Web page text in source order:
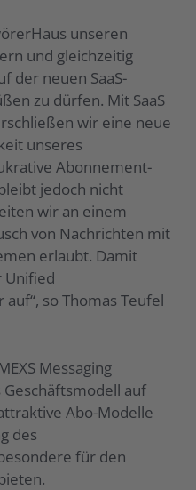
unseren
und gleichzeitig
der neuen SaaS-
zu dürfen. Mit SaaS
wir eine neue
unseres
Abonnement-
jedoch nicht
wir an einem
von Nachrichten mit
erlaubt. Damit
Unified
so Thomas Teufel
Messaging
auf
Abo-Modelle
des
für den